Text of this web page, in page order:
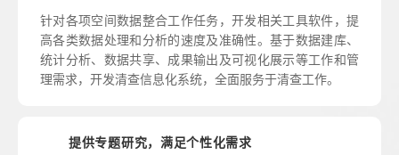
针对各项空间数据整合工作任务，开发相关工具软件，提
高各类数据处理和分析的速度及准确性。基于数据建库、
统计分析、数据共享、成果输出及可视化展示等工作和管
理需求，开发清查信息化系统，全面服务于清查工作。
提供专题研究，满足个性化需求